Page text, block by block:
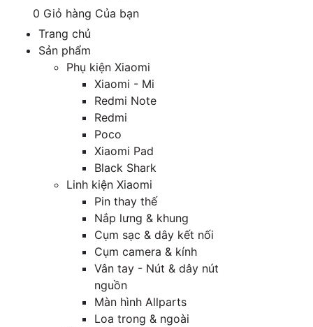
0 Giỏ hàng Của bạn
Trang chủ
Sản phẩm
Phụ kiện Xiaomi
Xiaomi - Mi
Redmi Note
Redmi
Poco
Xiaomi Pad
Black Shark
Linh kiện Xiaomi
Pin thay thế
Nắp lưng & khung
Cụm sạc & dây kết nối
Cụm camera & kính
Vân tay - Nút & dây nút
nguồn
Màn hình Allparts
Loa trong & ngoài